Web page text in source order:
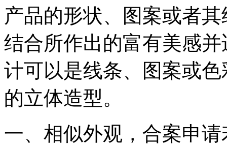
产品的形状、图案或者
结合所作出的富有美感
计可以是线条、图案或
的立体造型。
一、相似外观，合案申